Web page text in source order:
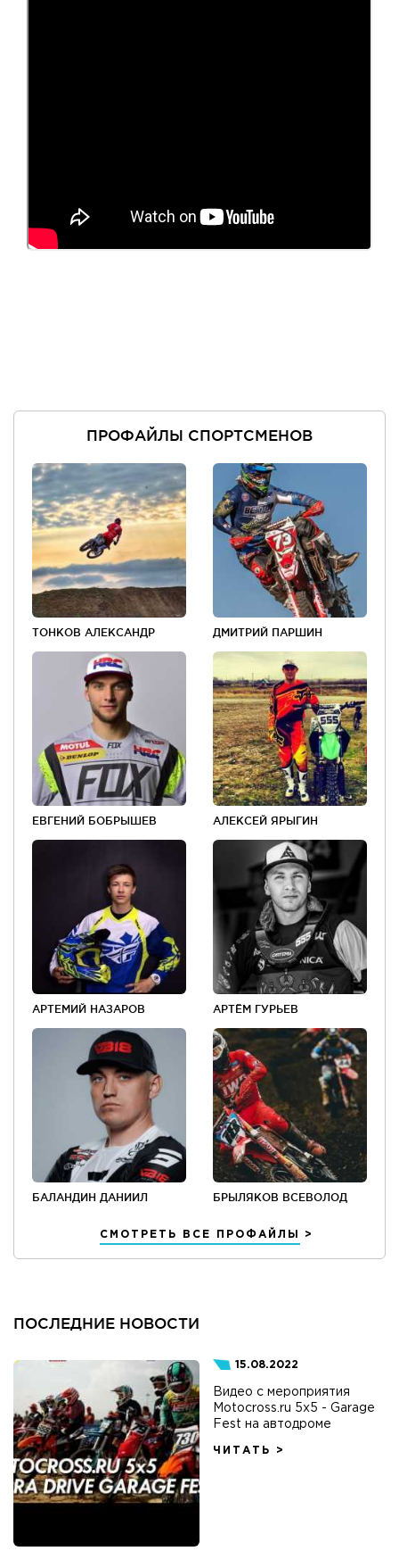
ПРОФАЙЛЫ СПОРТСМЕНОВ
ТОНКОВ АЛЕКСАНДР ДМИТРИЙ ПАРШИН
ЕВГЕНИЙ БОБРЫШЕВ АЛЕКСЕЙ ЯРЫГИН
АРТЕМИЙ НАЗАРОВ АРТЁМ ГУРЬЕВ
БАЛАНДИН ДАНИИЛ БРЫЛЯКОВ ВСЕВОЛОД
СМОТРЕТЬ ВСЕ ПРОФАЙЛЫ
ПОСЛЕДНИЕ НОВОСТИ
15.08.2022
Видео с мероприятия
Motocross.ru 5x5 - Garage
Fest на автодроме
ЧИТАТЬ >